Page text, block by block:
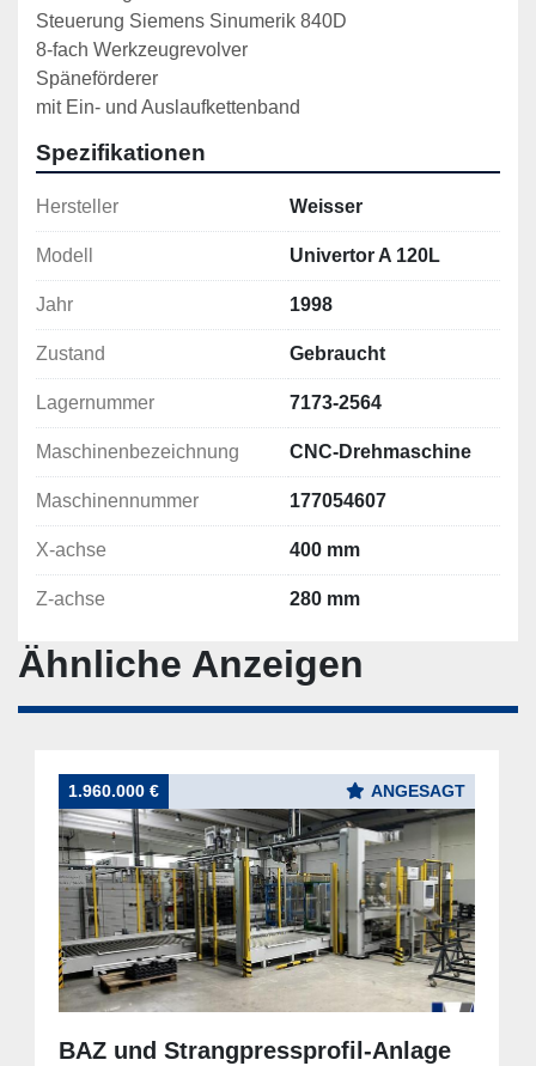
Steuerung Siemens Sinumerik 840D
8-fach Werkzeugrevolver
Späneförderer
mit Ein- und Auslaufkettenband
Spezifikationen
Hersteller Weisser
Modell Univertor A 120L
Jahr 1998
Zustand Gebraucht
Lagernummer 7173-2564
Maschinenbezeichnung CNC-Drehmaschine
Maschinennummer 177054607
X-achse 400 mm
Z-achse 280 mm
Ähnliche Anzeigen
1.960.000 € ANGESAGT
BAZ und Strangpressprofil-Anlage